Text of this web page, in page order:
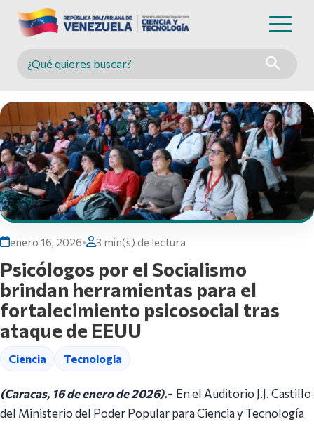
Buscar en MINCYT
enero 16, 2026• 3 min(s) de lectura
Psicólogos por el Socialismo
brindan herramientas para el
fortalecimiento psicosocial tras
ataque de EEUU
Ciencia Tecnología
(Caracas, 16 de enero de 2026).-En el Auditorio J.J. Castillo
del Ministerio del Poder Popular para Ciencia y Tecnología